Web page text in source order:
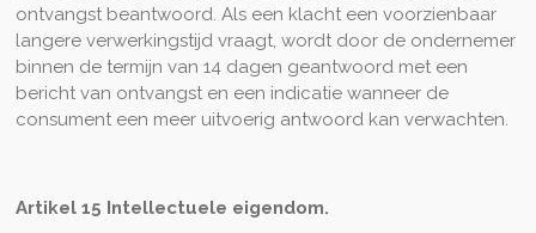
ontvangst beantwoord. Als een klacht een voorzienbaar
langere verwerkingstijd vraagt, wordt door de ondernemer
binnen de termijn van 14 dagen geantwoord met een
bericht van ontvangst en een indicatie wanneer de
consument een meer uitvoerig antwoord kan verwachten.
Artikel 15 Intellectuele eigendom.